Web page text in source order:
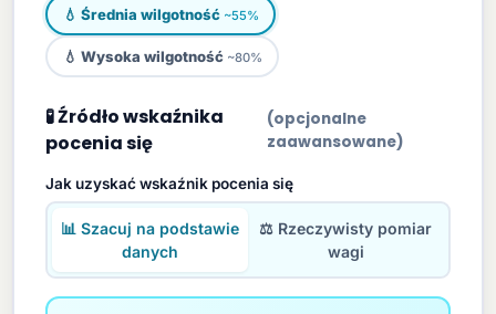
💧 Średnia wilgotność ~55%
💧 Wysoka wilgotność ~80%
🧪 Źródło wskaźnika
pocenia się
(opcjonalne
zaawansowane)
Jak uzyskać wskaźnik pocenia się
📊 Szacuj na podstawie
danych
⚖️ Rzeczywisty pomiar
wagi